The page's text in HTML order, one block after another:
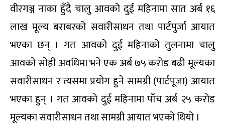
वीरगञ्ज नाका हुँदै चालु आवको दुई महिनामा सात अर्ब १६
लाख मूल्य बराबरको सवारीसाधन तथा पार्टपुर्जा आयात
भएका छन् । गत आवको दुई महिनाको तुलनामा चालु
आवको सोही अवधिमा भने एक अर्ब ७५ करोड बढी मूल्यका
सवारीसाधन र त्यसमा प्रयोग हुने सामग्री (पार्टपूजा) आयात
भएका हुन् । गत आवको दुई महिनामा पाँच अर्ब २५ करोड
मूल्यका सवारीसाधन तथा सामग्री आयात भएको थियो ।